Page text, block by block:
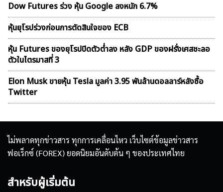
Dow Futures ร่วง หุ้น Google ลงหนัก 6.7%
หุ้นยุโรปร่วงก่อนการตัดสินใจของ ECB
หุ้น Futures ของยุโรปปิดตัวต่ำลง หลัง GDP ของฝรั่งเศสชะลอ
ตัวในไตรมาสที่ 3
Elon Musk ขายหุ้น Tesla มูลค่า 3.95 พันล้านดอลลาร์หลังซื้อ
Twitter
ไม่พลาดทุกข่าวสาร ทุกการเคลื่อนไหว เว็บไซต์ข้อมูลข่าวสาร
ฟอเร็กซ์ (FOREX) ยอดนิยมอันดับต้น ๆ ของประเทศไทย
สำหรับผู้เริ่มต้น